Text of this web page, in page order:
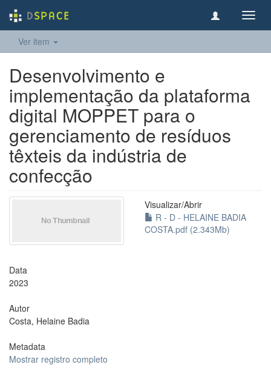
Ver item
Desenvolvimento e
implementação da plataforma
digital MOPPET para o
gerenciamento de resíduos
têxteis da indústria de
confecção
Visualizar/Abrir
R - D - HELAINE BADIA
COSTA.pdf (2.343Mb)
Data
2023
Autor
Costa, Helaine Badia
Metadata
Mostrar registro completo